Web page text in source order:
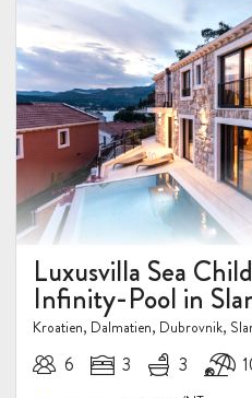
Luxusvilla Sea
Infinity-Pool in
Kroatien, Dalmatien, Dubrovnik,
6 3 3